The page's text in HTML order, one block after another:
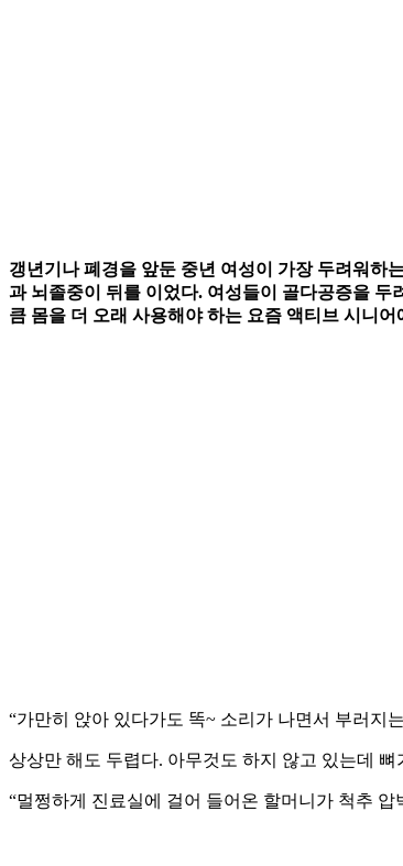
갱년기나 폐경을 앞둔 중년 여성이 가장 두려워하
과 뇌졸중이 뒤를 이었다. 여성들이 골다공증을
큼 몸을 더 오래 사용해야 하는 요즘 액티브 시니
“가만히 앉아 있다가도 똑~ 소리가 나면서 부러지
상상만 해도 두렵다. 아무것도 하지 않고 있는데
“멀쩡하게 진료실에 걸어 들어온 할머니가 척추